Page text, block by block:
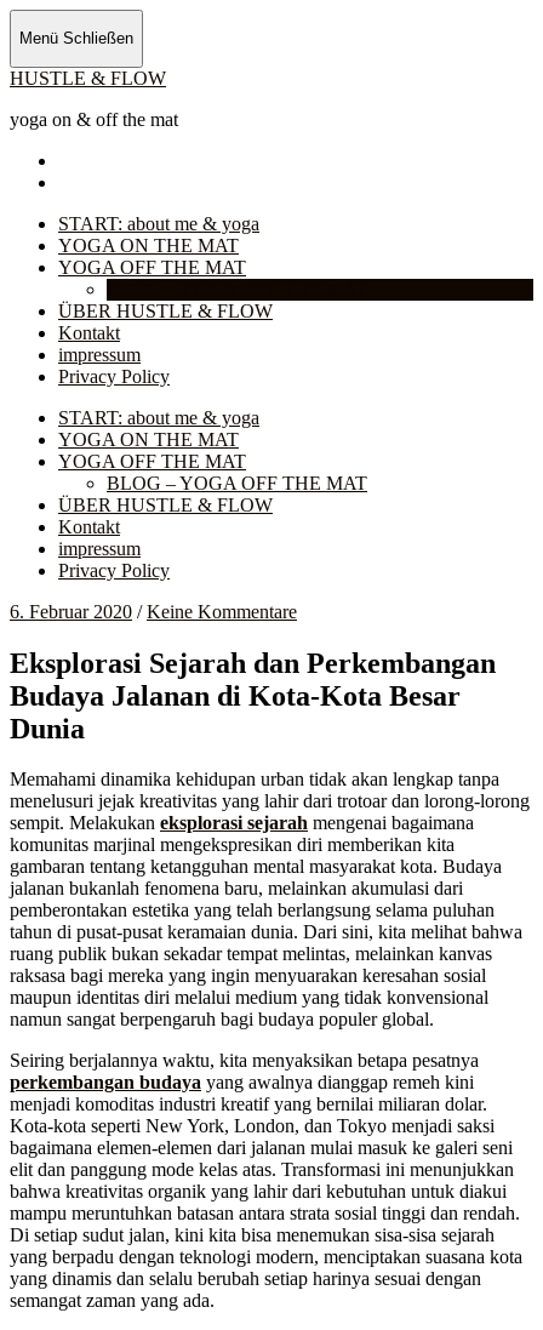
Menü Schließen
HUSTLE & FLOW
yoga on & off the mat
START: about me & yoga
YOGA ON THE MAT
YOGA OFF THE MAT
ÜBER HUSTLE & FLOW
Kontakt
impressum
Privacy Policy
START: about me & yoga
YOGA ON THE MAT
YOGA OFF THE MAT
BLOG – YOGA OFF THE MAT
ÜBER HUSTLE & FLOW
Kontakt
impressum
Privacy Policy
6. Februar 2020 / Keine Kommentare
Eksplorasi Sejarah dan Perkembangan
Budaya Jalanan di Kota-Kota Besar
Dunia
Memahami dinamika kehidupan urban tidak akan lengkap tanpa
menelusuri jejak kreativitas yang lahir dari trotoar dan lorong-lorong
sempit. Melakukan eksplorasi sejarah mengenai bagaimana
komunitas marjinal mengekspresikan diri memberikan kita
gambaran tentang ketangguhan mental masyarakat kota. Budaya
jalanan bukanlah fenomena baru, melainkan akumulasi dari
pemberontakan estetika yang telah berlangsung selama puluhan
tahun di pusat-pusat keramaian dunia. Dari sini, kita melihat bahwa
ruang publik bukan sekadar tempat melintas, melainkan kanvas
raksasa bagi mereka yang ingin menyuarakan keresahan sosial
maupun identitas diri melalui medium yang tidak konvensional
namun sangat berpengaruh bagi budaya populer global.
Seiring berjalannya waktu, kita menyaksikan betapa pesatnya
perkembangan budaya yang awalnya dianggap remeh kini
menjadi komoditas industri kreatif yang bernilai miliaran dolar.
Kota-kota seperti New York, London, dan Tokyo menjadi saksi
bagaimana elemen-elemen dari jalanan mulai masuk ke galeri seni
elit dan panggung mode kelas atas. Transformasi ini menunjukkan
bahwa kreativitas organik yang lahir dari kebutuhan untuk diakui
mampu meruntuhkan batasan antara strata sosial tinggi dan rendah.
Di setiap sudut jalan, kini kita bisa menemukan sisa-sisa sejarah
yang berpadu dengan teknologi modern, menciptakan suasana kota
yang dinamis dan selalu berubah setiap harinya sesuai dengan
semangat zaman yang ada.